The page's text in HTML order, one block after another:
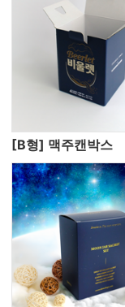
[B형] 맥주캔박스